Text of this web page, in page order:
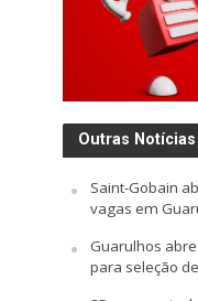
Outras Notícias
Saint-Gobain
vagas em
Guarulhos
para seleção